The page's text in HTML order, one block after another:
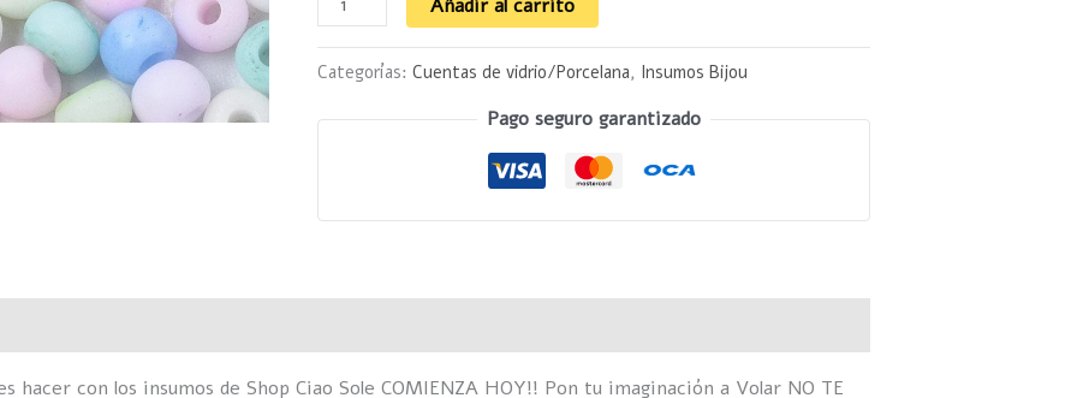
Añadir al carrito
Categorías: Cuentas de vidrio/Porcelana, Insumos Bijou
Pago seguro garantizado
hacer con los insumos de Shop Ciao Sole COMIENZA HOY!! Pon tu imaginación a Volar NO TE